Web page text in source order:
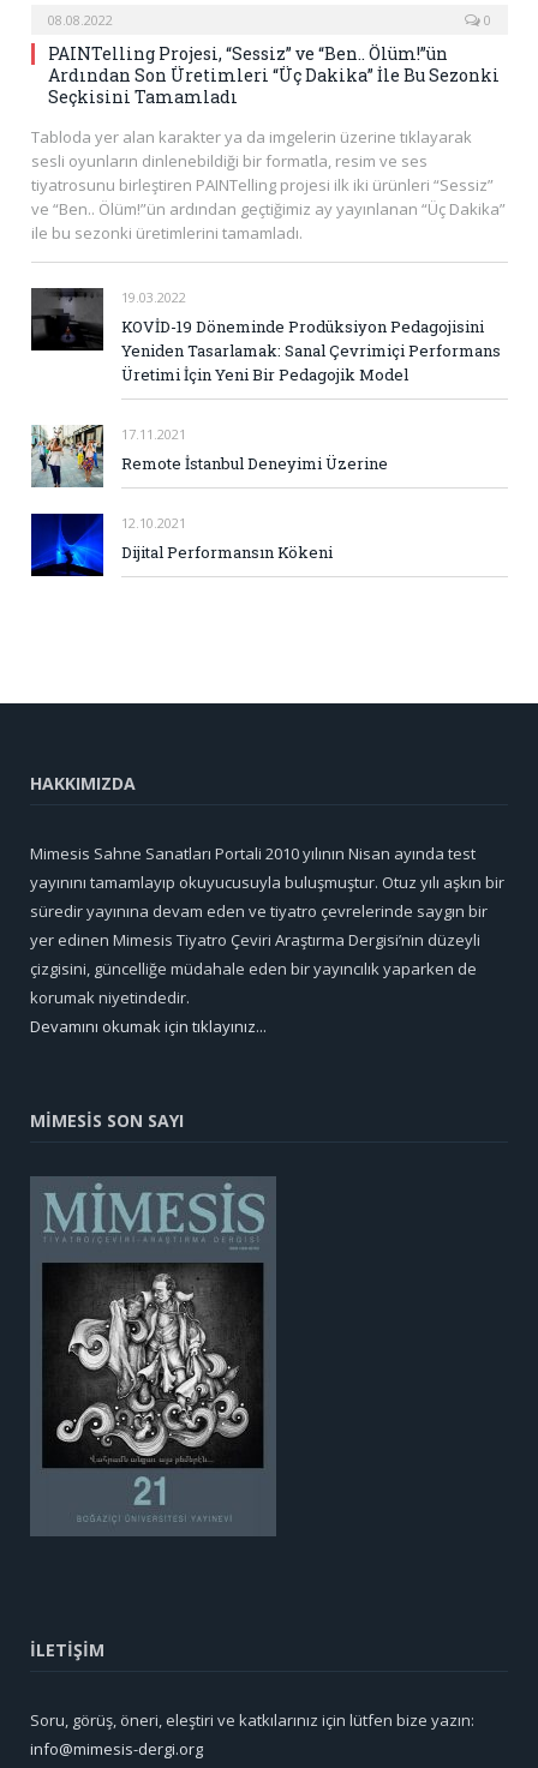
08.08.2022 0
PAINTelling Projesi, “Sessiz” ve “Ben.. Ölüm!”ün
Ardından Son Üretimleri “Üç Dakika” İle Bu Sezonki
Seçkisini Tamamladı
Tabloda yer alan karakter ya da imgelerin üzerine tıklayarak
sesli oyunların dinlenebildiği bir formatla, resim ve ses
tiyatrosunu birleştiren PAINTelling projesi ilk iki ürünleri “Sessiz”
ve “Ben.. Ölüm!”ün ardından geçtiğimiz ay yayınlanan “Üç Dakika”
ile bu sezonki üretimlerini tamamladı.
19.03.2022
KOVİD-19 Döneminde Prodüksiyon Pedagojisini
Yeniden Tasarlamak: Sanal Çevrimiçi Performans
Üretimi İçin Yeni Bir Pedagojik Model
17.11.2021
Remote İstanbul Deneyimi Üzerine
12.10.2021
Dijital Performansın Kökeni
HAKKIMIZDA
Mimesis Sahne Sanatları Portali 2010 yılının Nisan ayında test
yayınını tamamlayıp okuyucusuyla buluşmuştur. Otuz yılı aşkın bir
süredir yayınına devam eden ve tiyatro çevrelerinde saygın bir
yer edinen Mimesis Tiyatro Çeviri Araştırma Dergisi’nin düzeyli
çizgisini, güncelliğe müdahale eden bir yayıncılık yaparken de
korumak niyetindedir.
Devamını okumak için tıklayınız...
MİMESİS SON SAYI
İLETİŞİM
Soru, görüş, öneri, eleştiri ve katkılarınız için lütfen bize yazın:
info@mimesis-dergi.org